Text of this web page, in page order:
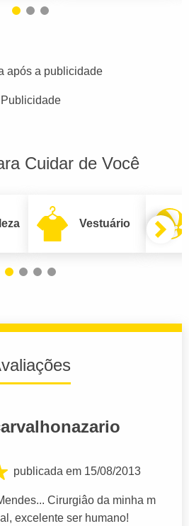
após a publicidade
Publicidade
Cuidar de Você
Vestuário
publicada em 15/08/2013
Cirurgiâo da minha m
excelente ser humano!